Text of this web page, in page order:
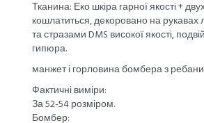
Тканина: Еко шкіра гарної якості +
кошлатиться, декоровано на рукавах
та стразами DMS високої якості,
гипюра.
манжет і горловина бомбера з
Фактичні виміри:
За 52-54 розміром.
Бомбер: